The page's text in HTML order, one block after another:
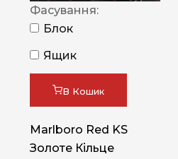
Фасування:
Блок
Ящик
В Кошик
Marlboro Red KS
Золоте Кільце